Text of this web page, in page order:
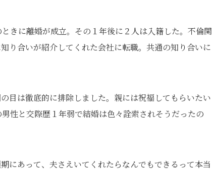
きに離婚が成立。その１年後に２人は入籍した。不倫関
り合いが紹介してくれた会社に転職。共通の知り合いに
目は徹底的に排除しました。親には祝福してもらいたい
性と交際歴１年弱で結婚は色々詮索されそうだったの
にあって、夫さえいてくれたらなんでもできるって本当